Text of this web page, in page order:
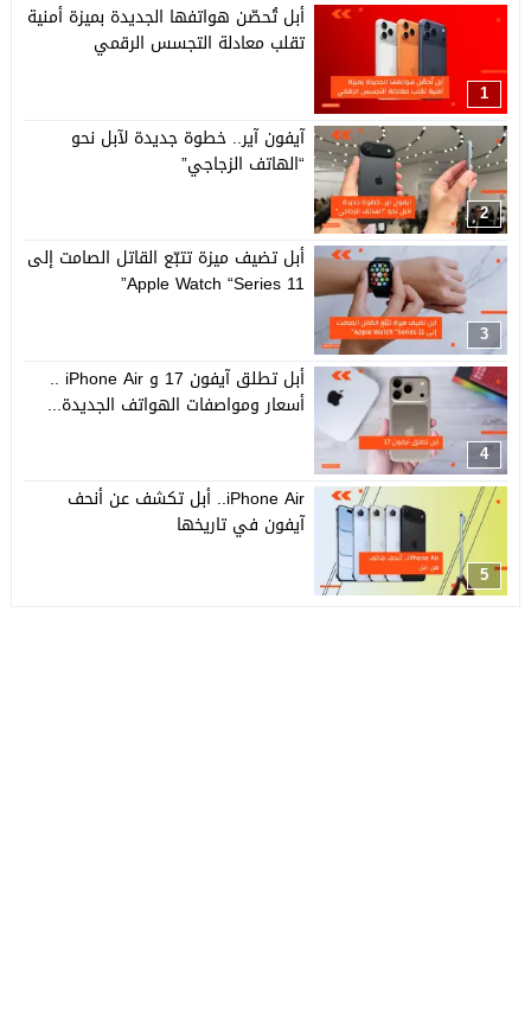
1
أبل تُحصّن هواتفها الجديدة بميزة أمنية
تقلب معادلة التجسس الرقمي
2
آيفون آير.. خطوة جديدة لآبل نحو
“الهاتف الزجاجي”
3
أبل تضيف ميزة تتبّع القاتل الصامت إلى
Apple Watch “Series 11”
4
أبل تطلق آيفون 17 و iPhone Air ..
أسعار ومواصفات الهواتف الجديدة...
5
iPhone Air.. أبل تكشف عن أنحف
آيفون في تاريخها